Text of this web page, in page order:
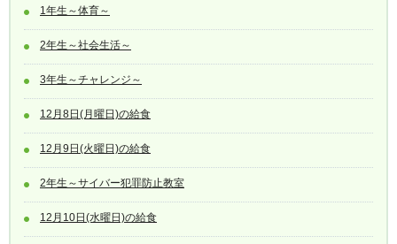
1年生～体育～
2年生～社会生活～
3年生～チャレンジ～
12月8日(月曜日)の給食
12月9日(火曜日)の給食
2年生～サイバー犯罪防止教室
12月10日(水曜日)の給食